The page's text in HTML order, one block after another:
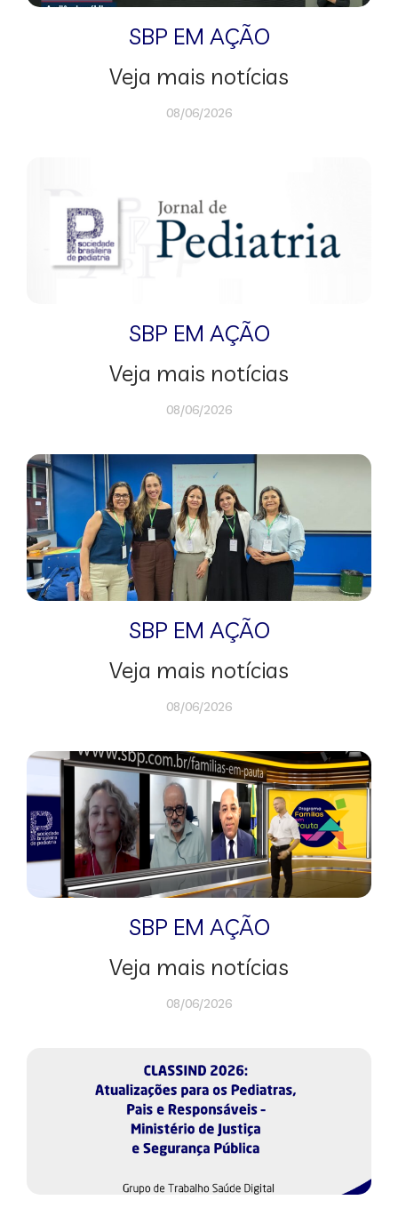
SBP EM AÇÃO
Veja mais notícias
08/06/2026
SBP EM AÇÃO
Veja mais notícias
08/06/2026
SBP EM AÇÃO
Veja mais notícias
08/06/2026
SBP EM AÇÃO
Veja mais notícias
08/06/2026